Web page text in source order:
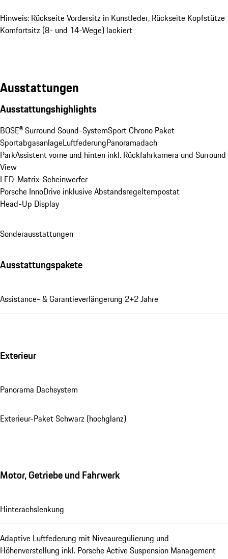
Hinweis: Rückseite Vordersitz in Kunstleder, Rückseite Kopfstütze
Komfortsitz (8- und 14-Wege) lackiert
Ausstattungen
Ausstattungshighlights
BOSE® Surround Sound-SystemSport Chrono Paket
SportabgasanlageLuftfederungPanoramadach
ParkAssistent vorne und hinten inkl. Rückfahrkamera und Surround
View
LED-Matrix-Scheinwerfer
Porsche InnoDrive inklusive Abstandsregeltempostat
Head-Up Display
Sonderausstattungen
Ausstattungspakete
Assistance- & Garantieverlängerung 2+2 Jahre
Exterieur
Panorama Dachsystem
Exterieur-Paket Schwarz (hochglanz)
Motor, Getriebe und Fahrwerk
Hinterachslenkung
Adaptive Luftfederung mit Niveauregulierung und
Höhenverstellung inkl. Porsche Active Suspension Management